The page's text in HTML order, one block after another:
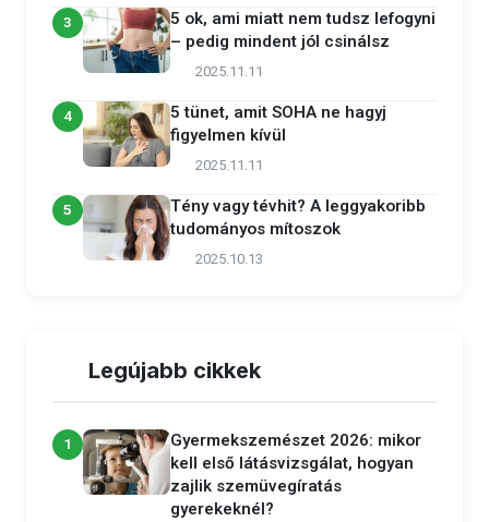
3
5 ok, ami miatt nem tudsz lefogyni
– pedig mindent jól csinálsz
2025.11.11
4
5 tünet, amit SOHA ne hagyj
figyelmen kívül
2025.11.11
5
Tény vagy tévhit? A leggyakoribb
tudományos mítoszok
2025.10.13
Legújabb cikkek
1
Gyermekszemészet 2026: mikor
kell első látásvizsgálat, hogyan
zajlik szemüvegíratás
gyerekeknél?